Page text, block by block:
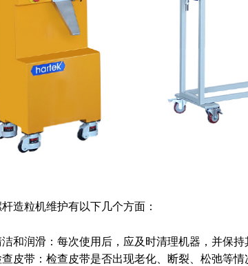
造粒机维护有以下几个方面：
洁和润滑：每次使用后，应及时清理机器，并保
皮带：检查皮带是否出现老化、断裂、松弛等情